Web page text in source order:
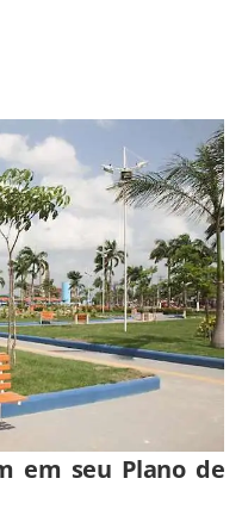
em seu Plano de